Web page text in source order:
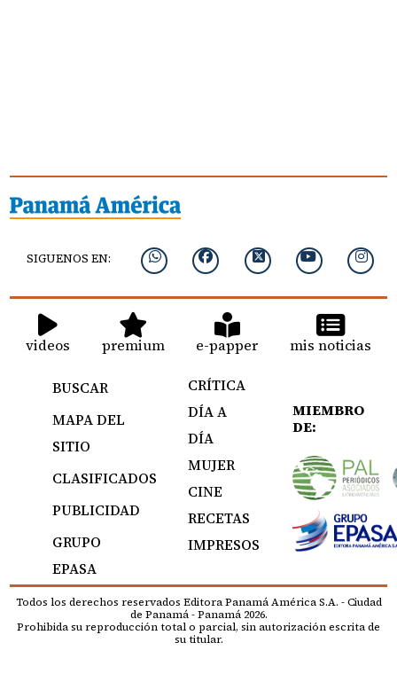
SIGUENOS EN:
videos premium e-papper mis noticias
BUSCAR
MAPA DEL
SITIO
CLASIFICADOS
PUBLICIDAD
GRUPO
EPASA
CRÍTICA
DÍA A
DÍA
MUJER
CINE
RECETAS
IMPRESOS
MIEMBRO
DE:
Todos los derechos reservados Editora Panamá América S.A. - Ciudad
de Panamá - Panamá 2026.
Prohibida su reproducción total o parcial, sin autorización escrita de
su titular.